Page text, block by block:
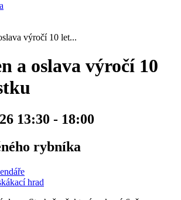
výročí 10 let...
a oslava výročí 10
13:30 - 18:00
rybníka